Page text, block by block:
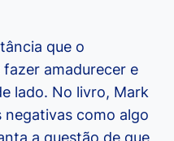
que o
amadurecer e
lado. No livro, Mark
negativas como algo
a questão de que